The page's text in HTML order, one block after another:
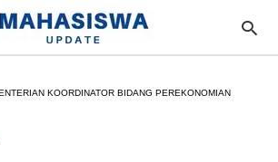
KOORDINATOR BIDANG PEREKONOMIAN